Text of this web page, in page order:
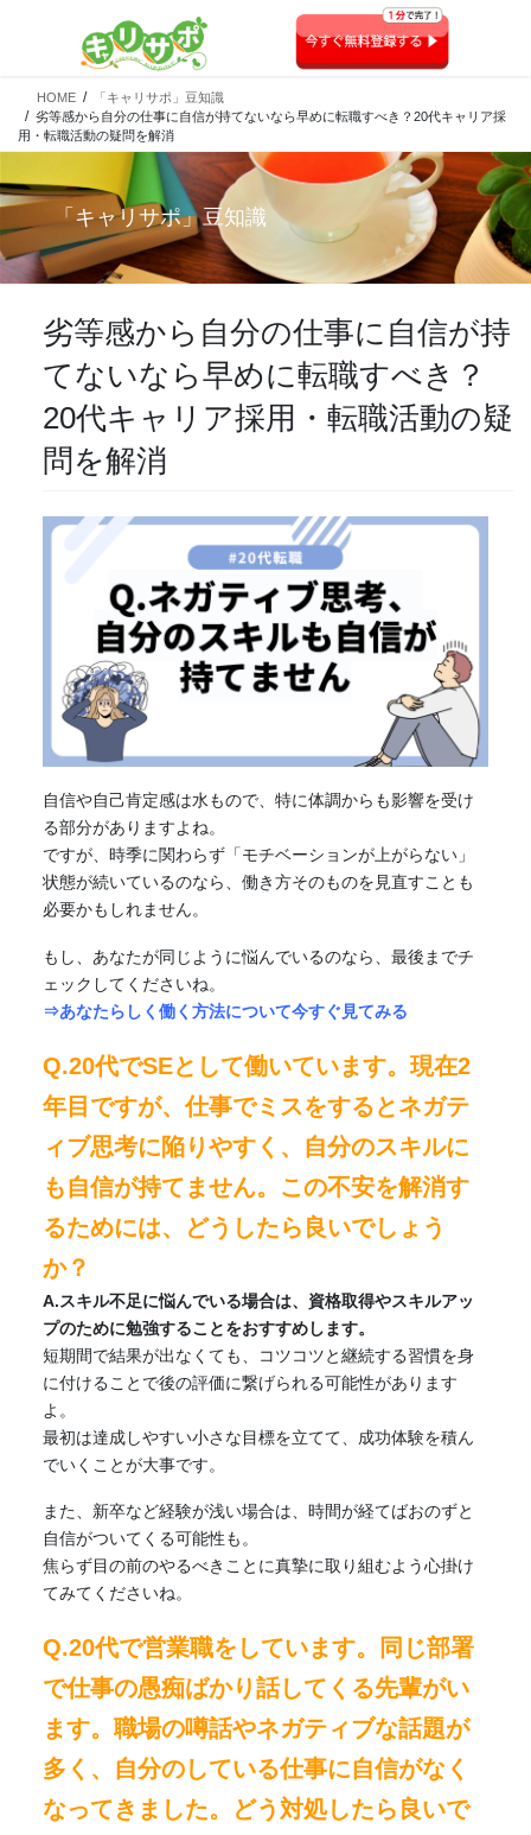
HOME
「キャリサポ」豆知識
劣等感から自分の仕事に自信が持てないなら早めに転職すべき？20代キャリア採
用・転職活動の疑問を解消
「キャリサポ」豆知識
劣等感から自分の仕事に自信が持
てないなら早めに転職すべき？
20代キャリア採用・転職活動の疑
問を解消
自信や自己肯定感は水もので、特に体調からも影響を受け
る部分がありますよね。
ですが、時季に関わらず「モチベーションが上がらない」
状態が続いているのなら、働き方そのものを見直すことも
必要かもしれません。
もし、あなたが同じように悩んでいるのなら、最後までチ
ェックしてくださいね。
⇒あなたらしく働く方法について今すぐ見てみる
Q.20代でSEとして働いています。現在2
年目ですが、仕事でミスをするとネガテ
ィブ思考に陥りやすく、自分のスキルに
も自信が持てません。この不安を解消す
るためには、どうしたら良いでしょう
か？
A.スキル不足に悩んでいる場合は、資格取得やスキルアッ
プのために勉強することをおすすめします。
短期間で結果が出なくても、コツコツと継続する習慣を身
に付けることで後の評価に繋げられる可能性があります
よ。
最初は達成しやすい小さな目標を立てて、成功体験を積ん
でいくことが大事です。
また、新卒など経験が浅い場合は、時間が経てばおのずと
自信がついてくる可能性も。
焦らず目の前のやるべきことに真摯に取り組むよう心掛け
てみてくださいね。
Q.20代で営業職をしています。同じ部署
で仕事の愚痴ばかり話してくる先輩がい
ます。職場の噂話やネガティブな話題が
多く、自分のしている仕事に自信がなく
なってきました。どう対処したら良いで